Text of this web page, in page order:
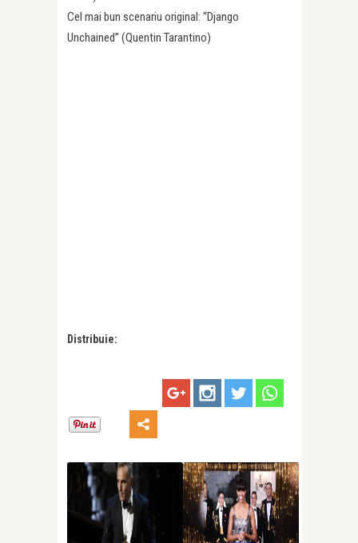
Cel mai bun scenariu original: “Django
Unchained” (Quentin Tarantino)
Distribuie: